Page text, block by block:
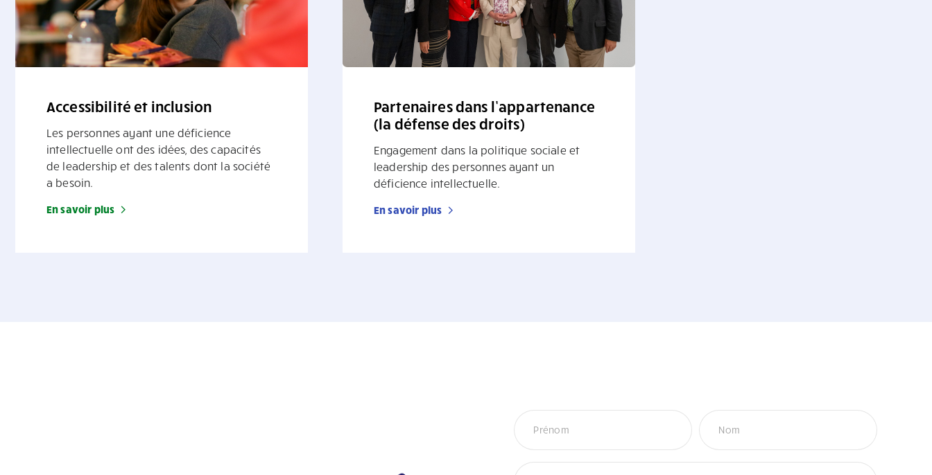
Accessibilité et inclusion
Les personnes ayant une déficience
intellectuelle ont des idées, des capacités
de leadership et des talents dont la société
a besoin.
En savoir plus
Partenaires dans l’appartenance
(la défense des droits)
Engagement dans la politique sociale et
leadership des personnes ayant un
déficience intellectuelle.
En savoir plus
Infolettre